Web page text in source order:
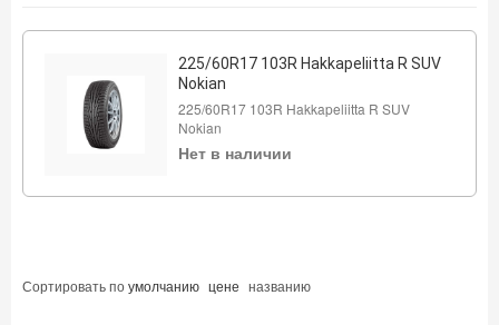
225/60R17 103R Hakkapeliitta R SUV
Nokian
225/60R17 103R Hakkapeliitta R SUV
Nokian
Нет в наличии
Сортировать поумолчанию цене названию